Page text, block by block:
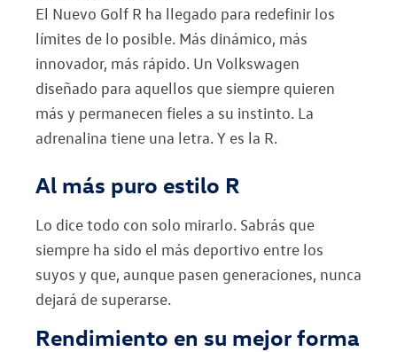
El Nuevo Golf R ha llegado para redefinir los
límites de lo posible. Más dinámico, más
innovador, más rápido. Un Volkswagen
diseñado para aquellos que siempre quieren
más y permanecen fieles a su instinto. La
adrenalina tiene una letra. Y es la R.
Al más puro estilo R
Lo dice todo con solo mirarlo. Sabrás que
siempre ha sido el más deportivo entre los
suyos y que, aunque pasen generaciones, nunca
dejará de superarse.
Rendimiento en su mejor forma